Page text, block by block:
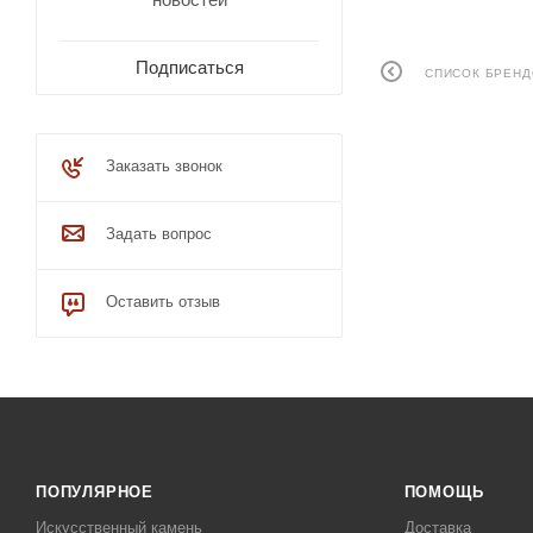
СПИСОК
Подписаться
Заказать звонок
Задать вопрос
Оставить отзыв
ПОПУЛЯРНОЕ
Искусственный камень
ПОМОЩЬ
Доставка